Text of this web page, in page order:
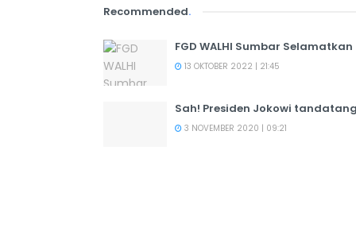
Recommended.
FGD WALHI Sumbar
13 OKTOBER 2022 | 21:45
Sah! Presiden Jokowi
3 NOVEMBER 2020 | 09:21